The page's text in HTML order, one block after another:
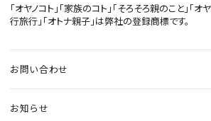
「オヤノコト」「家族のコト」「そろそろ親のこと」「オ
行旅行」「オトナ親子」は弊社の登録商標です。
お問い合わせ
お知らせ